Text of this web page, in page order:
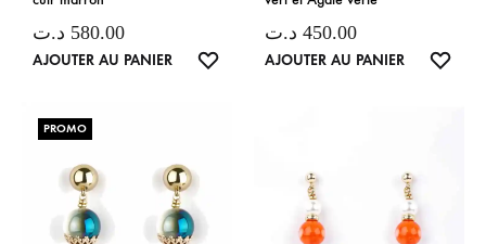
580.00 د.ت
AJOUTER AU PANIER
450.00 د.ت
AJOUTER AU PANIER
PROMO